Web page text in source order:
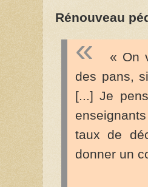
Rénouveau
« On
des pans,
[...] Je
taux de
donner un